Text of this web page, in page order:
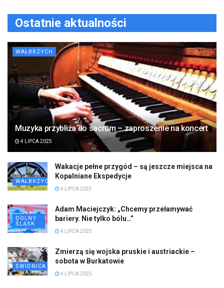
Ostatnie aktualności
WAŁBRZYCH
Muzyka przybliża do sacrum – zaproszenie na koncert
4 LIPCA 2025
WAŁBRZYCH
Wakacje pełne przygód – są jeszcze miejsca na
Kopalniane Ekspedycje
4 LIPCA 2025
DOLNY
ŚLĄSK
Adam Maciejczyk: „Chcemy przełamywać
bariery. Nie tylko bólu…”
4 LIPCA 2025
ŚWIDNICA
Zmierzą się wojska pruskie i austriackie –
sobota w Burkatowie
4 LIPCA 2025